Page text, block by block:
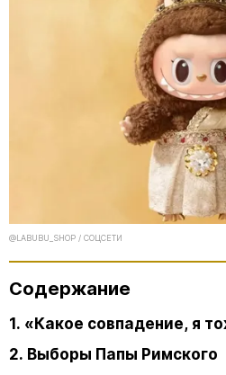
@LABUBU_SHOP / СОЦСЕТИ
Содержание
1. «Какое совпадение, я
2. Выборы Папы Римского